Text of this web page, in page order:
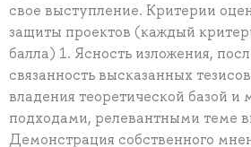
свое выступление. Критерии
защиты проектов (каждый
балла) 1. Ясность изложения,
связанность высказанных
владения теоретической базой и
подходами, релевантными теме
Демонстрация собственного